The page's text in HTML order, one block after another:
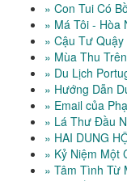
» Con Tui Có
» Má Tôi - Hòa
» Cậu Tư
» Mùa Thu
» Du Lịch
» Hướng Dẫn
» Email của
» Lá Thư Đầu
» HAI DUNG
» Kỷ Niệm Một
» Tâm Tình Từ